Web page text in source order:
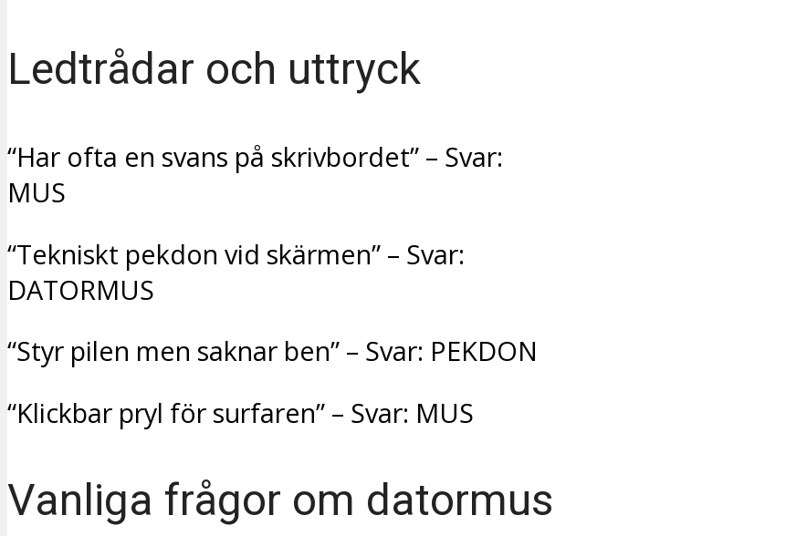
Ledtrådar och uttryck
“Har ofta en svans på skrivbordet” – Svar:
MUS
“Tekniskt pekdon vid skärmen” – Svar:
DATORMUS
“Styr pilen men saknar ben” – Svar: PEKDON
“Klickbar pryl för surfaren” – Svar: MUS
Vanliga frågor om datormus